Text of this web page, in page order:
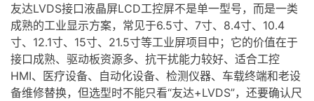
友达LVDS接口液晶屏LCD工控屏不是单一型号，而是一类
成熟的工业显示方案，常见于6.5寸、7寸、8.4寸、10.4
寸、12.1寸、15寸、21.5寸等工业屏项目中；它的价值在于
接口成熟、驱动板资源多、抗干扰能力较好、适合工控
HMI、医疗设备、自动化设备、检测仪器、车载终端和老设
备维修替换，但选型时不能只看“友达+LVDS”，还要确认尺